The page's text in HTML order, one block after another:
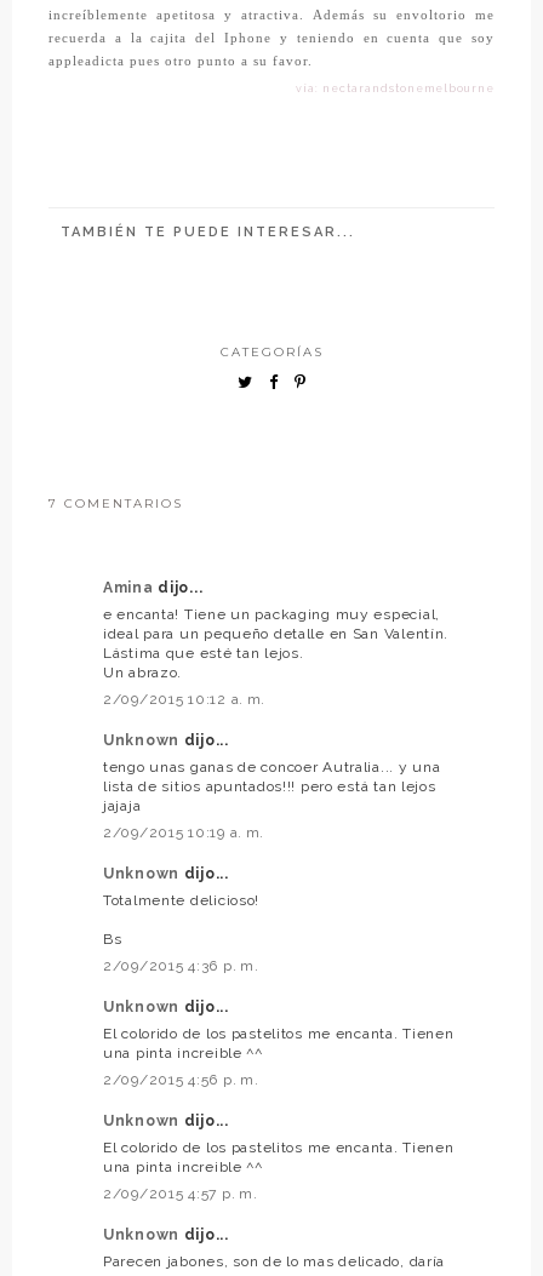
increíblemente apetitosa y atractiva. Además su envoltorio me
recuerda a la cajita del Iphone y teniendo en cuenta que soy
appleadicta pues otro punto a su favor.
vía: nectarandstonemelbourne
TAMBIÉN TE PUEDE INTERESAR...
CATEGORÍAS
7 COMENTARIOS
Amina dijo...
e encanta! Tiene un packaging muy especial,
ideal para un pequeño detalle en San Valentín.
Lástima que esté tan lejos.
Un abrazo.
2/09/2015 10:12 a. m.
Unknown dijo...
tengo unas ganas de concoer Autralia... y una
lista de sitios apuntados!!! pero está tan lejos
jajaja
2/09/2015 10:19 a. m.
Unknown dijo...
Totalmente delicioso!
Bs
2/09/2015 4:36 p. m.
Unknown dijo...
El colorido de los pastelitos me encanta. Tienen
una pinta increible ^^
2/09/2015 4:56 p. m.
Unknown dijo...
El colorido de los pastelitos me encanta. Tienen
una pinta increible ^^
2/09/2015 4:57 p. m.
Unknown dijo...
Parecen jabones, son de lo mas delicado, daría